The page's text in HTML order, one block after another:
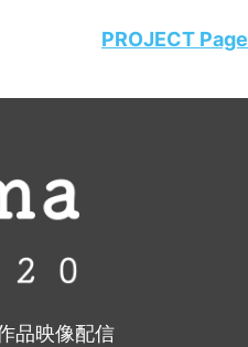
PROJECT Page
品映像配信